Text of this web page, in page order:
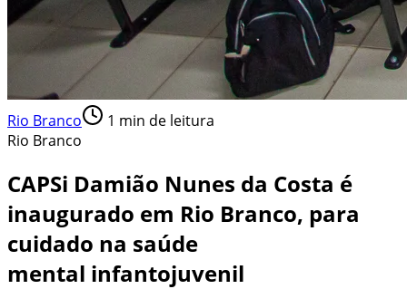
Rio Branco 1 min de leitura
Rio Branco
CAPSi Damião Nunes da Costa é
inaugurado em Rio Branco, para
cuidado na saúde
mental infantojuvenil